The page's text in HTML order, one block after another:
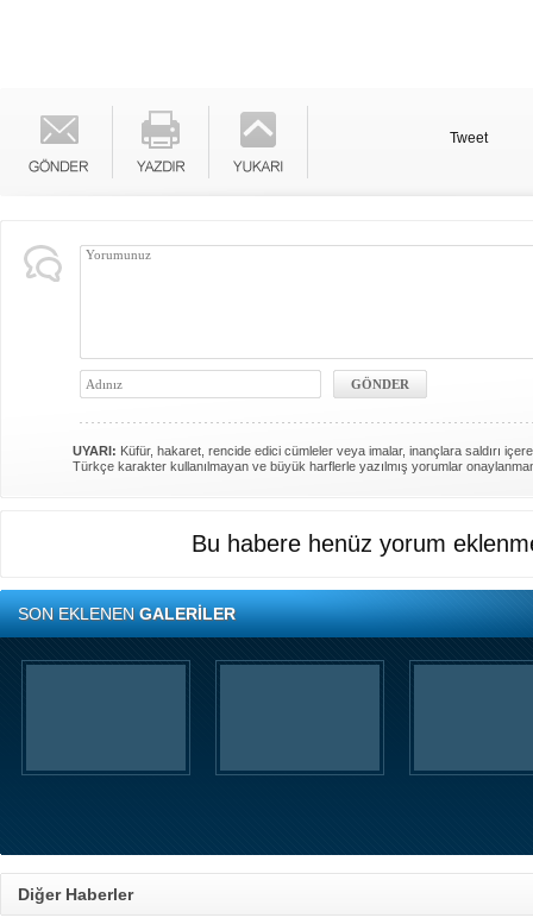
Tweet
UYARI: Küfür, hakaret, rencide edici cümleler veya imalar, inançlara saldırı
Türkçe karakter kullanılmayan ve büyük harflerle yazılmış yorumlar
Bu habere henüz yorum
SON EKLENENGALERİLER
Diğer Haberler